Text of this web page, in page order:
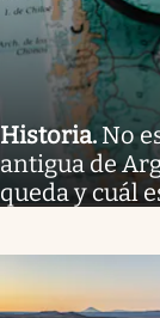
Historia. No
antigua de
queda y cuál